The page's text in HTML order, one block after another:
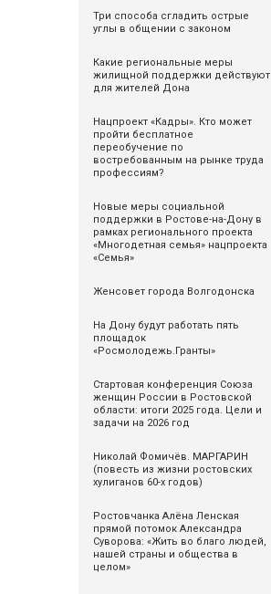
Три способа сгладить острые
углы в общении с законом
Какие региональные меры
жилищной поддержки действуют
для жителей Дона
Нацпроект «Кадры». Кто может
пройти бесплатное
переобучение по
востребованным на рынке труда
профессиям?
Новые меры социальной
поддержки в Ростове-на-Дону в
рамках регионального проекта
«Многодетная семья» нацпроекта
«Семья»
Женсовет города Волгодонска
На Дону будут работать пять
площадок
«Росмолодежь.Гранты»
Стартовая конференция Союза
женщин России в Ростовской
области: итоги 2025 года. Цели и
задачи на 2026 год
Николай Фомичёв. МАРГАРИН
(повесть из жизни ростовских
хулиганов 60-х годов)
Ростовчанка Алёна Ленская
прямой потомок Александра
Суворова: «Жить во благо людей,
нашей страны и общества в
целом»